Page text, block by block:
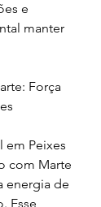
e
manter
Força
em Peixes
com Marte
energia de
Esse